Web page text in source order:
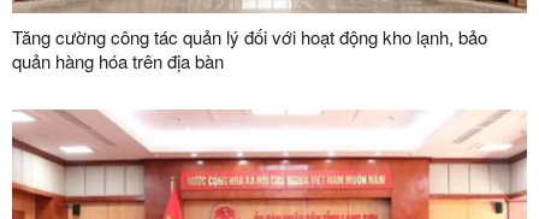
Tăng cường công tác quản lý đối với hoạt động kho lạnh, bảo
quản hàng hóa trên địa bàn